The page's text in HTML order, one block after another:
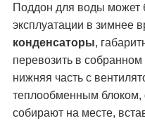
Поддон для воды
эксплуатации в зимнее
конденсаторы,
перевозить в
нижняя часть с
теплообменным блоком,
собирают на месте,